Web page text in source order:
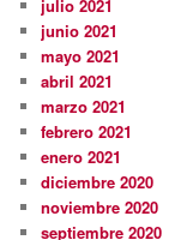
julio 2021
junio 2021
mayo 2021
abril 2021
marzo 2021
febrero 2021
enero 2021
diciembre 2020
noviembre 2020
septiembre 2020